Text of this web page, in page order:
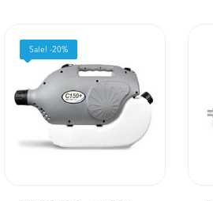
AÑADIR AL CARRITO
Sale! -20%